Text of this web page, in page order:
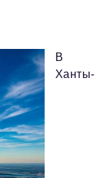
области
В
Ханты-